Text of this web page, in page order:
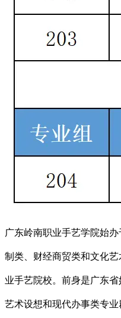
广东岭南职业手艺学院始
制类、财经商贸类和文化
业手艺院校。前身是广东省
艺术设想和现代办事类专